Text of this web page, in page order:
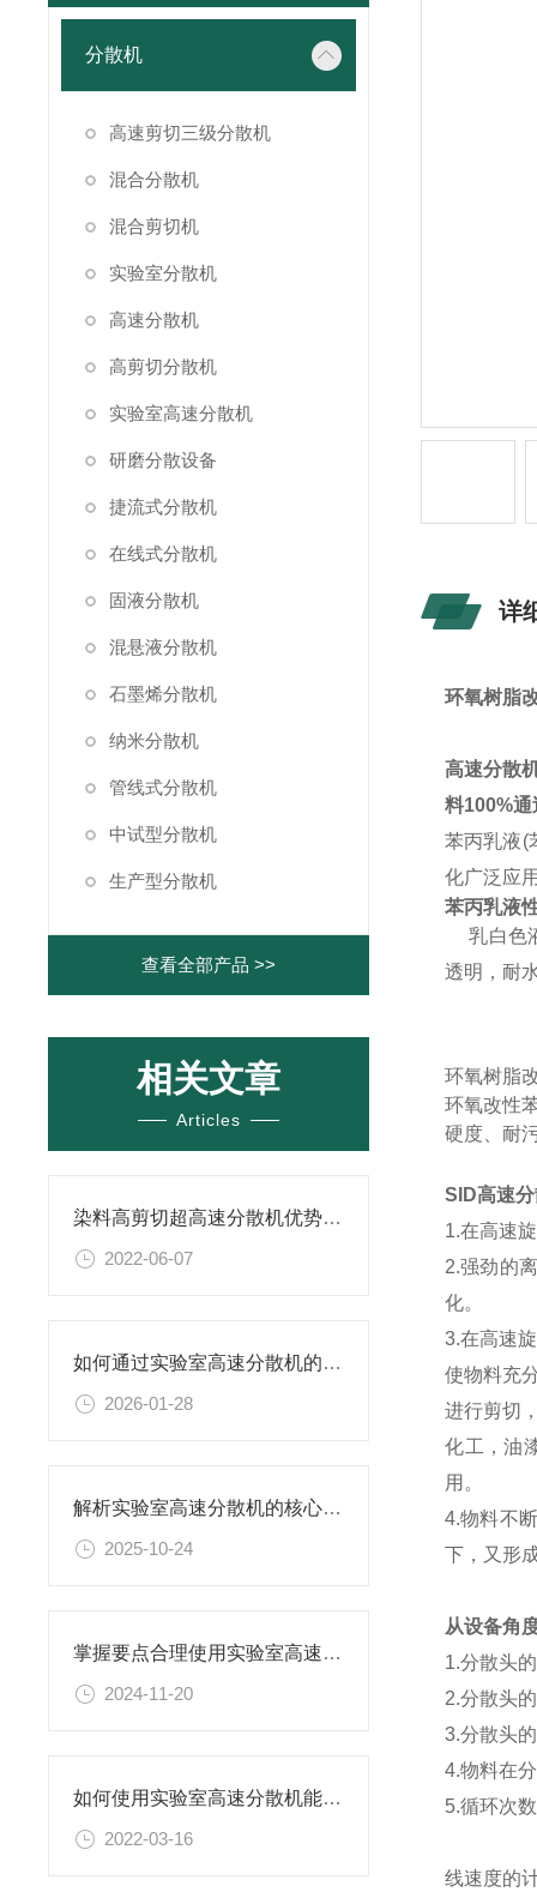
分散机
高速剪切三级分散机
混合分散机
混合剪切机
实验室分散机
高速分散机
高剪切分散机
实验室高速分散机
研磨分散设备
捷流式分散机
在线式分散机
固液分散机
混悬液分散机
石墨烯分散机
纳米分散机
管线式分散机
中试型分散机
生产型分散机
查看全部产品 >>
相关文章
Articles
染料高剪切超高速分散机优势体现在哪些方面？
2022-06-07
如何通过实验室高速分散机的工艺参数优化提升产品分散细度与稳定性
2026-01-28
解析实验室高速分散机的核心构造及原理
2025-10-24
掌握要点合理使用实验室高速分散机
2024-11-20
如何使用实验室高速分散机能保证其良好工作状态？
2022-03-16
详
环氧树脂
高速分散
料100%
苯丙乳液(
化广泛应
苯丙乳液
乳白色
透明，耐
环氧树脂
环氧改性
硬度、耐
SID高速
1.在高速
2.强劲的
化。
3.在高速
使物料充
进行剪切
化工，油
用。
4.物料不
下，又形
从设备角
1.分散头
2.分散头
3.分散头
4.物料在
5.循环次
线速度的